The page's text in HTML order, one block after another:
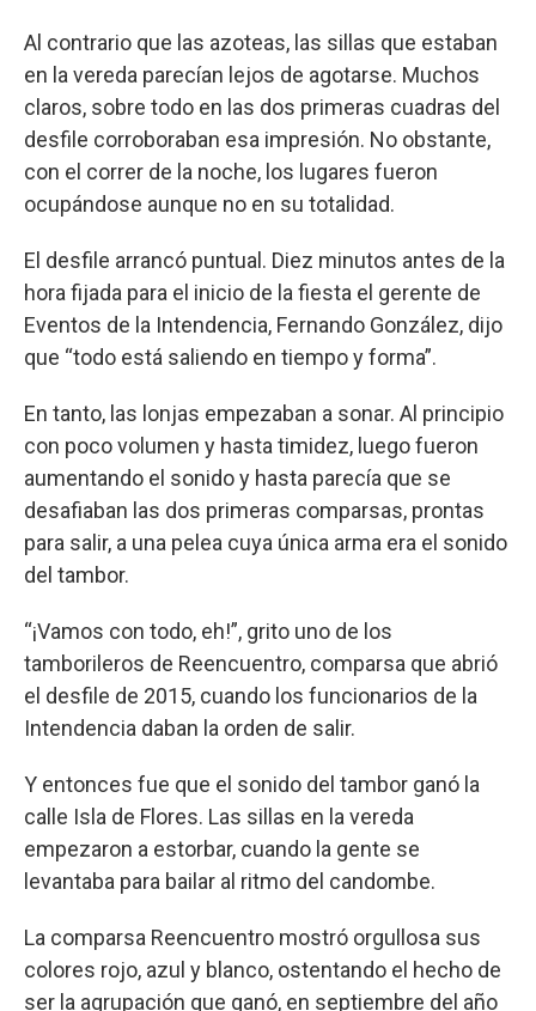
Al contrario que las azoteas, las sillas que estaban
en la vereda parecían lejos de agotarse. Muchos
claros, sobre todo en las dos primeras cuadras del
desfile corroboraban esa impresión. No obstante,
con el correr de la noche, los lugares fueron
ocupándose aunque no en su totalidad.
El desfile arrancó puntual. Diez minutos antes de la
hora fijada para el inicio de la fiesta el gerente de
Eventos de la Intendencia, Fernando González, dijo
que “todo está saliendo en tiempo y forma”.
En tanto, las lonjas empezaban a sonar. Al principio
con poco volumen y hasta timidez, luego fueron
aumentando el sonido y hasta parecía que se
desafiaban las dos primeras comparsas, prontas
para salir, a una pelea cuya única arma era el sonido
del tambor.
“¡Vamos con todo, eh!”, grito uno de los
tamborileros de Reencuentro, comparsa que abrió
el desfile de 2015, cuando los funcionarios de la
Intendencia daban la orden de salir.
Y entonces fue que el sonido del tambor ganó la
calle Isla de Flores. Las sillas en la vereda
empezaron a estorbar, cuando la gente se
levantaba para bailar al ritmo del candombe.
La comparsa Reencuentro mostró orgullosa sus
colores rojo, azul y blanco, ostentando el hecho de
ser la agrupación que ganó, en septiembre del año